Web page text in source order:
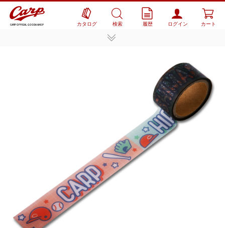
CARP OFFICIAL GOODS SHOP カタログ 検索 履歴 ログイン カート